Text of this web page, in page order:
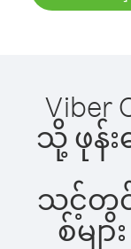
Viber
သို့ ဖုန်
သင့်တွင်
စ်မျ